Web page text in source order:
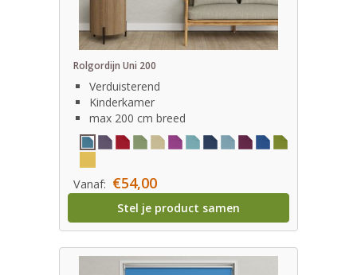
Rolgordijn Uni 200
Verduisterend
Kinderkamer
max 200 cm breed
Vanaf: €54,00
Stel je product samen